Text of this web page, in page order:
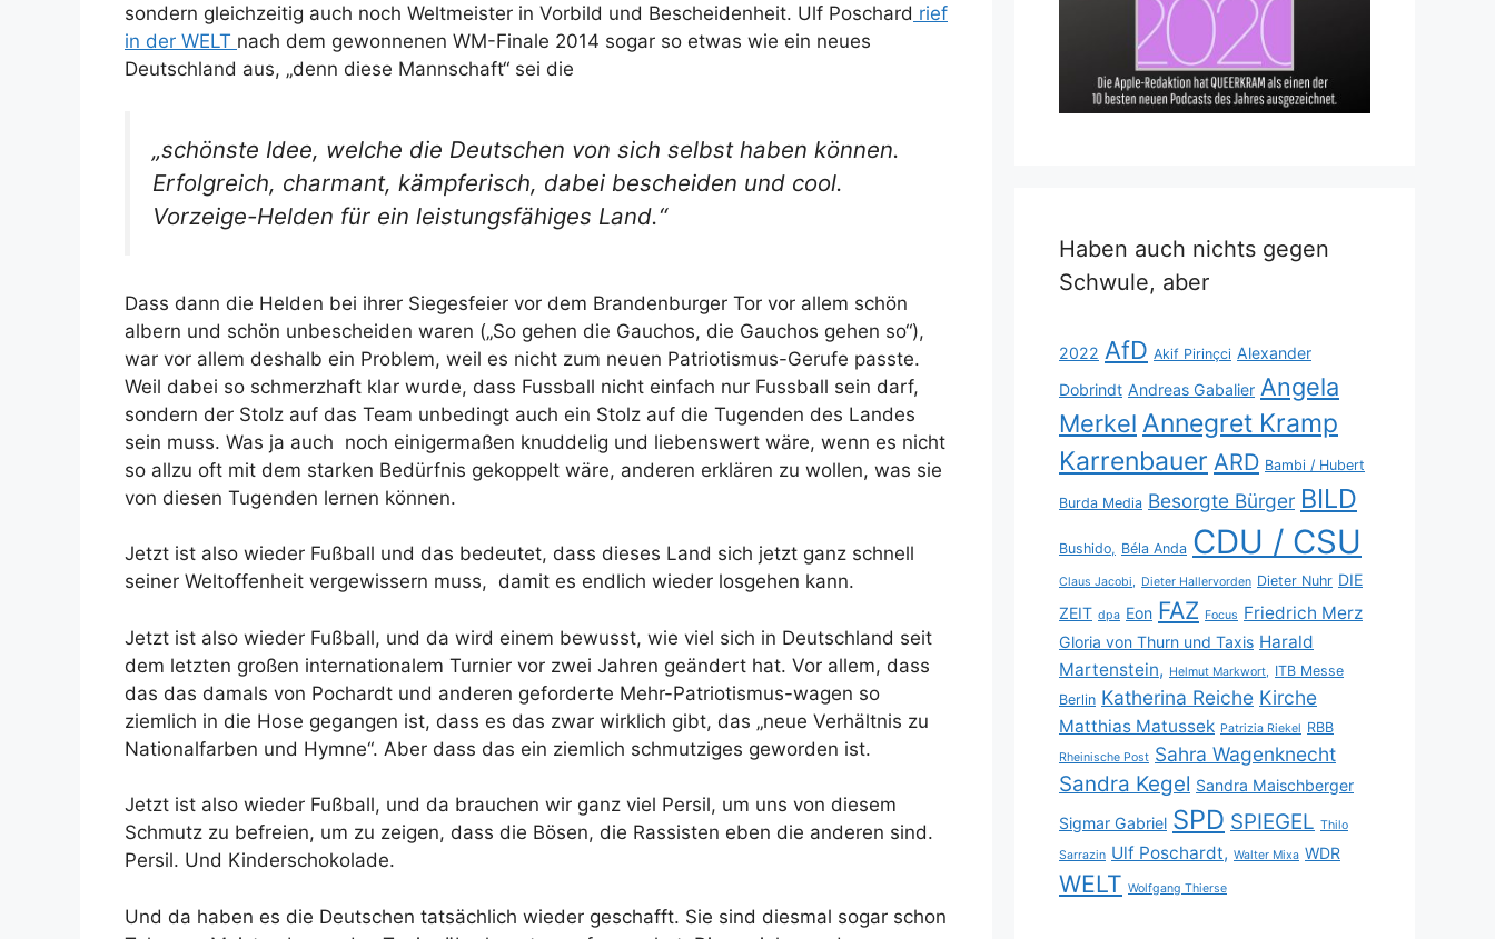
sondern gleichzeitig auch noch Weltmeister in Vorbild und Bescheidenheit. Ulf Poschard rief
in der WELT nach dem gewonnenen WM-Finale 2014 sogar so etwas wie ein neues
Deutschland aus, „denn diese Mannschaft“ sei die
„schönste Idee, welche die Deutschen von sich selbst haben können.
Erfolgreich, charmant, kämpferisch, dabei bescheiden und cool.
Vorzeige-Helden für ein leistungsfähiges Land.“
Dass dann die Helden bei ihrer Siegesfeier vor dem Brandenburger Tor vor allem schön
albern und schön unbescheiden waren („So gehen die Gauchos, die Gauchos gehen so“),
war vor allem deshalb ein Problem, weil es nicht zum neuen Patriotismus-Gerufe passte.
Weil dabei so schmerzhaft klar wurde, dass Fussball nicht einfach nur Fussball sein darf,
sondern der Stolz auf das Team unbedingt auch ein Stolz auf die Tugenden des Landes
sein muss. Was ja auch noch einigermaßen knuddelig und liebenswert wäre, wenn es nicht
so allzu oft mit dem starken Bedürfnis gekoppelt wäre, anderen erklären zu wollen, was sie
von diesen Tugenden lernen können.
Jetzt ist also wieder Fußball und das bedeutet, dass dieses Land sich jetzt ganz schnell
seiner Weltoffenheit vergewissern muss, damit es endlich wieder losgehen kann.
Jetzt ist also wieder Fußball, und da wird einem bewusst, wie viel sich in Deutschland seit
dem letzten großen internationalem Turnier vor zwei Jahren geändert hat. Vor allem, dass
das das damals von Pochardt und anderen geforderte Mehr-Patriotismus-wagen so
ziemlich in die Hose gegangen ist, dass es das zwar wirklich gibt, das „neue Verhältnis zu
Nationalfarben und Hymne“. Aber dass das ein ziemlich schmutziges geworden ist.
Jetzt ist also wieder Fußball, und da brauchen wir ganz viel Persil, um uns von diesem
Schmutz zu befreien, um zu zeigen, dass die Bösen, die Rassisten eben die anderen sind.
Persil. Und Kinderschokolade.
Und da haben es die Deutschen tatsächlich wieder geschafft. Sie sind diesmal sogar schon
Haben auch nichts gegen
Schwule, aber
2022 AfD Akif Pirinçci Alexander
Dobrindt Andreas Gabalier Angela
Merkel Annegret Kramp
Karrenbauer ARD Bambi / Hubert
Burda Media Besorgte Bürger BILD
Bushido, Béla Anda CDU / CSU
Claus Jacobi, Dieter Hallervorden Dieter Nuhr DIE
ZEIT dpa Eon FAZ Focus Friedrich Merz
Gloria von Thurn und Taxis Harald
Martenstein, Helmut Markwort, ITB Messe
Berlin Katherina Reiche Kirche
Matthias Matussek Patrizia Riekel RBB
Rheinische Post Sahra Wagenknecht
Sandra Kegel Sandra Maischberger
Sigmar Gabriel SPD SPIEGEL Thilo
Sarrazin Ulf Poschardt, Walter Mixa WDR
WELT Wolfgang Thierse